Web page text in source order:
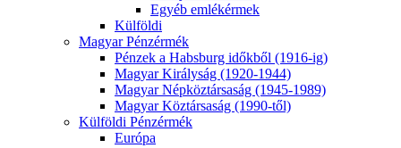
Egyéb emlékérmek
Külföldi
Magyar Pénzérmék
Pénzek a Habsburg időkből (1916-ig)
Magyar Királyság (1920-1944)
Magyar Népköztársaság (1945-1989)
Magyar Köztársaság (1990-től)
Külföldi Pénzérmék
Európa